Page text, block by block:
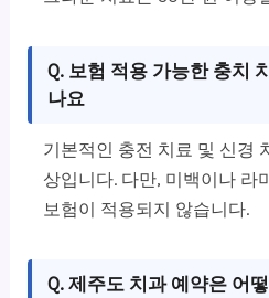
Q. 보험 적용 가능한 충치
나요
기본적인 충전 치료 및 신경
상입니다. 다만, 미백이나 라
보험이 적용되지 않습니다.
Q. 제주도 치과 예약은 어